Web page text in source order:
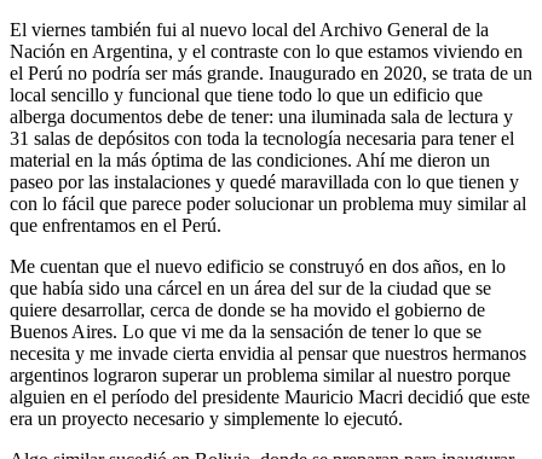
El viernes también fui al nuevo local del Archivo General de la
Nación en Argentina, y el contraste con lo que estamos viviendo en
el Perú no podría ser más grande. Inaugurado en 2020, se trata de un
local sencillo y funcional que tiene todo lo que un edificio que
alberga documentos debe de tener: una iluminada sala de lectura y
31 salas de depósitos con toda la tecnología necesaria para tener el
material en la más óptima de las condiciones. Ahí me dieron un
paseo por las instalaciones y quedé maravillada con lo que tienen y
con lo fácil que parece poder solucionar un problema muy similar al
que enfrentamos en el Perú.
Me cuentan que el nuevo edificio se construyó en dos años, en lo
que había sido una cárcel en un área del sur de la ciudad que se
quiere desarrollar, cerca de donde se ha movido el gobierno de
Buenos Aires. Lo que vi me da la sensación de tener lo que se
necesita y me invade cierta envidia al pensar que nuestros hermanos
argentinos lograron superar un problema similar al nuestro porque
alguien en el período del presidente Mauricio Macri decidió que este
era un proyecto necesario y simplemente lo ejecutó.